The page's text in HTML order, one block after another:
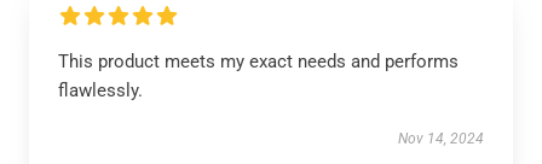
This product meets my exact needs and performs
flawlessly.
Nov 14, 2024